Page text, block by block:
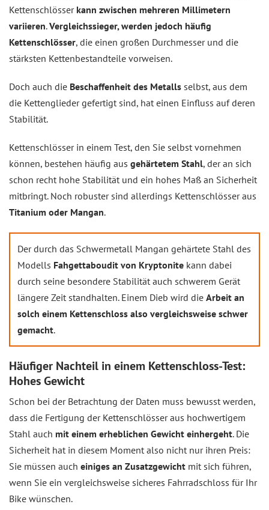
Kettenschlösser kann zwischen mehreren Millimetern
variieren.Vergleichssieger, werden jedoch häufig
Kettenschlösser, die einen großen Durchmesser und die
stärksten Kettenbestandteile vorweisen.
Doch auch die Beschaffenheit des Metalls selbst, aus dem
die Kettenglieder gefertigt sind, hat einen Einfluss auf deren
Stabilität.
Kettenschlösser in einem Test, den Sie selbst vornehmen
können, bestehen häufig aus gehärtetem Stahl, der an sich
schon recht hohe Stabilität und ein hohes Maß an Sicherheit
mitbringt. Noch robuster sind allerdings Kettenschlösser aus
Titanium oder Mangan.
Der durch das Schwermetall Mangan gehärtete Stahl des
Modells Fahgettaboudit von Kryptonite kann dabei
durch seine besondere Stabilität auch schwerem Gerät
längere Zeit standhalten. Einem Dieb wird die Arbeit an
solch einem Kettenschloss also vergleichsweise schwer
gemacht.
Häufiger Nachteil in einem Kettenschloss-Test:
Hohes Gewicht
Schon bei der Betrachtung der Daten muss bewusst werden,
dass die Fertigung der Kettenschlösser aus hochwertigem
Stahl auch mit einem erheblichen Gewicht einhergeht. Die
Sicherheit hat in diesem Moment also nicht nur ihren Preis:
Sie müssen auch einiges an Zusatzgewicht mit sich führen,
wenn Sie ein vergleichsweise sicheres Fahrradschloss für Ihr
Bike wünschen.